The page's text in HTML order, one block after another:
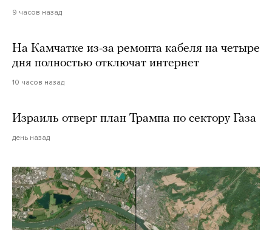
9 часов назад
На Камчатке из-за ремонта кабеля на четыре
дня полностью отключат интернет
10 часов назад
Израиль отверг план Трампа по сектору Газа
день назад